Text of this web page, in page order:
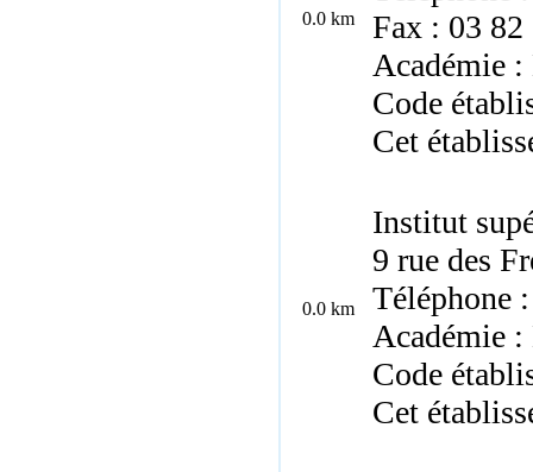
0.0 km
Fax : 03 82
Académie
Code
Cet
0.0 km
Institut
9 rue des
Téléphone
Académie
Code
Cet